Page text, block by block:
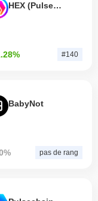
HEX (Pulsechain)
#140
BabyNot
pas de rang